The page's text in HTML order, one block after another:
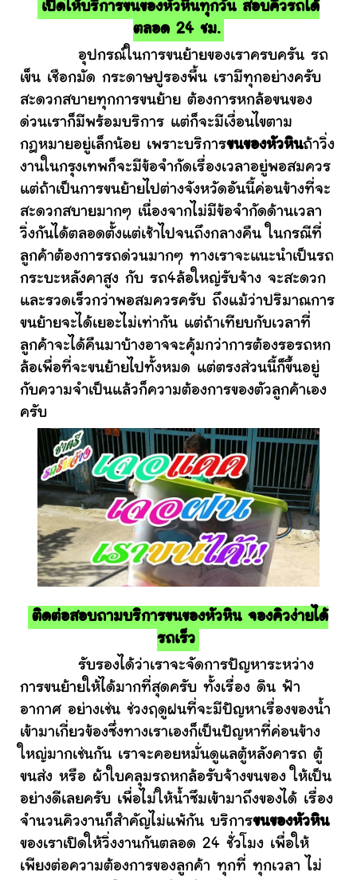
เปิดให้บริการขนของหัวหินทุกวัน สอบคิวรถได้
ตลอด 24 ชม.
อุปกรณ์ในการขนย้ายของเราครบครัน รถ
เข็น เชือกมัด กระดาษปูรองพื้น เรามีทุกอย่างครับ
สะดวกสบายทุกการขนย้าย ต้องการหกล้อขนของ
ด่วนเราก็มีพร้อมบริการ แต่ก็จะมีเงื่อนไขตาม
กฎหมายอยู่เล็กน้อย เพราะบริการขนของหัวหินถ้าวิ่ง
งานในกรุงเทพก็จะมีข้อจำกัดเรื่องเวลาอยู่พอสมควร
แต่ถ้าเป็นการขนย้ายไปต่างจังหวัดอันนี้ค่อนข้างที่จะ
สะดวกสบายมากๆ เนื่องจากไม่มีข้อจำกัดด้านเวลา
วิ่งกันได้ตลอดตั้งแต่เช้าไปจนถึงกลางคืน ในกรณีที่
ลูกค้าต้องการรถด่วนมากๆ ทางเราจะแนะนำเป็นรถ
กระบะหลังคาสูง กับ รถ4ล้อใหญ่รับจ้าง จะสะดวก
และรวดเร็วกว่าพอสมควรครับ ถึงแม้ว่าปริมาณการ
ขนย้ายจะได้เยอะไม่เท่ากัน แต่ถ้าเทียบกับเวลาที่
ลูกค้าจะได้คืนมาบ้างอาจจะคุ้มกว่าการต้องรอรถหก
ล้อเพื่อที่จะขนย้ายไปทั้งหมด แต่ตรงส่วนนี้ก็ขึ้นอยู่
กับความจำเป็นแล้วก็ความต้องการของตัวลูกค้าเอง
ครับ
ติดต่อสอบถามบริการขนของหัวหิน จองคิวง่ายได้
รถเร็ว
รับรองได้ว่าเราจะจัดการปัญหาระหว่าง
การขนย้ายให้ได้มากที่สุดครับ ทั้งเรื่อง ดิน ฟ้า
อากาศ อย่างเช่น ช่วงฤดูฝนที่จะมีปัญหาเรื่องของน้ำ
เข้ามาเกี่ยวข้องซึ่งทางเราเองก็เป็นปัญหาที่ค่อนข้าง
ใหญ่มากเช่นกัน เราจะคอยหมั่นดูแลตู้หลังคารถ ตู้
ขนส่ง หรือ ผ้าใบคลุมรถหกล้อรับจ้างขนของ ให้เป็น
อย่างดีเลยครับ เพื่อไม่ให้น้ำซึมเข้ามาถึงของได้ เรื่อง
จำนวนคิวงานก็สำคัญไม่แพ้กัน บริการขนของหัวหิน
ของเราเปิดให้วิ่งงานกันตลอด 24 ชั่วโมง เพื่อให้
เพียงต่อความต้องการของลูกค้า ทุกที่ ทุกเวลา ไม่